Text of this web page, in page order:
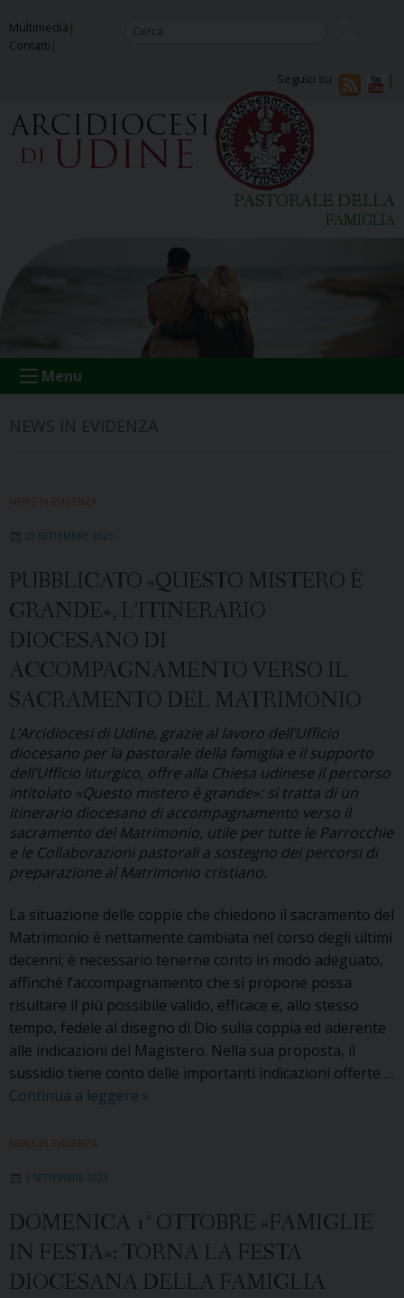
to
content
Multimedia
Contatti
Seguici su
PASTORALE DELLA
FAMIGLIA
Menu
NEWS IN EVIDENZA
20 SETTEMBRE 2023
PUBBLICATO «QUESTO MISTERO È
GRANDE», L’ITINERARIO
DIOCESANO DI
ACCOMPAGNAMENTO VERSO IL
SACRAMENTO DEL MATRIMONIO
L’Arcidiocesi di Udine, grazie al lavoro dell’Ufficio
diocesano per la pastorale della famiglia e il supporto
dell’Ufficio liturgico, offre alla Chiesa udinese il percorso
intitolato «Questo mistero è grande»: si tratta di un
itinerario diocesano di accompagnamento verso il
sacramento del Matrimonio, utile per tutte le Parrocchie
e le Collaborazioni pastorali a sostegno dei percorsi di
preparazione al Matrimonio cristiano.
La situazione delle coppie che chiedono il sacramento del
Matrimonio è nettamente cambiata nel corso degli ultimi
decenni; è necessario tenerne conto in modo adeguato,
affinché l’accompagnamento che si propone possa
risultare il più possibile valido, efficace e, allo stesso
tempo, fedele al disegno di Dio sulla coppia ed aderente
alle indicazioni del Magistero. Nella sua proposta, il
sussidio tiene conto delle importanti indicazioni offerte …
Continua a leggere Pubblicato
diocesano
di
accompagnamento
»
NEWS IN EVIDENZA
1 SETTEMBRE 2023
DOMENICA 1° OTTOBRE «FAMIGLIE
IN FESTA»: TORNA LA FESTA
DIOCESANA DELLA FAMIGLIA